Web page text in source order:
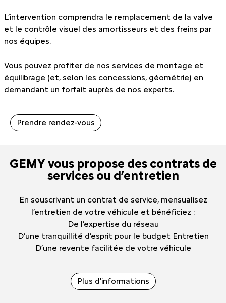
L’intervention comprendra le remplacement de la valve
et le contrôle visuel des amortisseurs et des freins par
nos équipes.
Vous pouvez profiter de nos services de montage et
équilibrage (et, selon les concessions, géométrie) en
demandant un forfait auprès de nos experts.
Prendre rendez-vous
GEMY vous propose des contrats de
services ou d’entretien
En souscrivant un contrat de service, mensualisez
l’entretien de votre véhicule et bénéficiez :
De l’expertise du réseau
D’une tranquillité d’esprit pour le budget Entretien
D’une revente facilitée de votre véhicule
Plus d'informations